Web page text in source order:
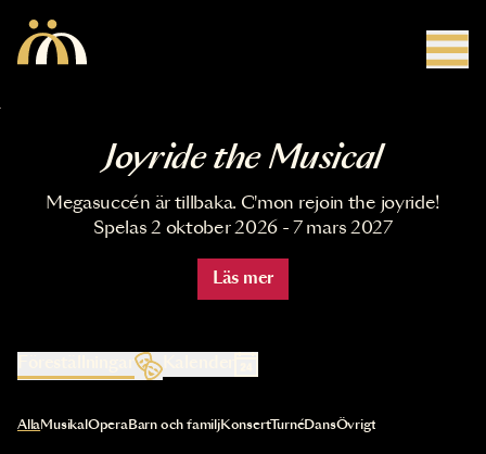
Joyride the Musical
Megasuccén är tillbaka. C'mon rejoin the joyride!
Spelas 2 oktober 2026 - 7 mars 2027
Läs mer
Kalender
Val av kategori uppdaterar innehållet automatiskt
AllaMusikal OperaBarn och familjKonsertTurnéDansÖvrigt